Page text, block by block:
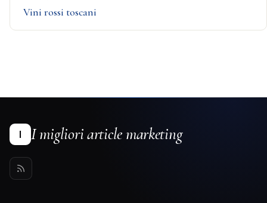
Vini rossi toscani
I I migliori article marketing